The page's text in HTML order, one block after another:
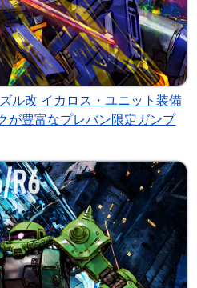
ル改 イカロス・ユニット装備
が豊富なプレバン限定ガンプ